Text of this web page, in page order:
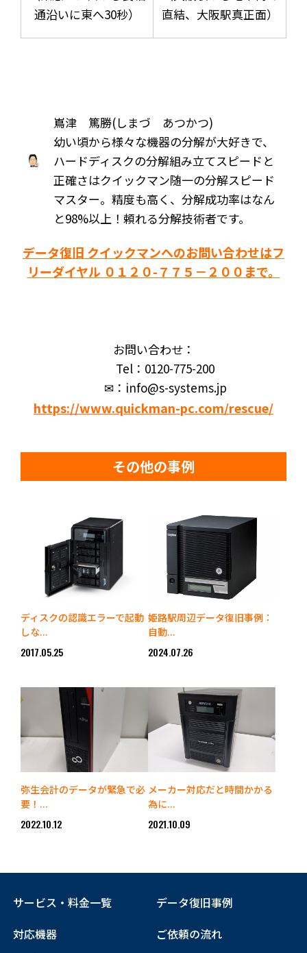
通沿いに東へ30秒）
直結、大阪駅真正面）
嶌津 篤勝(しまづ あつかつ)
幼い頃から様々な機器の分解が大好きで、
ハードディスクの分解組み立てスピードと
正確さはクイックマン随一の分解スピード
マスター。精度も高く、分解成功率はなん
と98%以上！頼れる分解技術者です。
データ復旧 クイックマンへのお問い合わせはフ
リーダイヤル ０１２０-７７５－２００まで。
お問い合わせ：
Tel：0120-775-200
✉：info@s-systems.jp
https://www.quickman-pc.com/rescue/
その他の事例
ディスクの認識エラーで起動
しな...
2017.05.25
姫路駅周辺データ復旧事例：
自動...
2024.07.26
弥生会計のデータが緊急で必
要！...
2022.10.12
メーカー対応だと時間かかる
為に...
2021.10.09
サービス・料金一覧
対応機器
データ復旧事例
ご依頼の流れ